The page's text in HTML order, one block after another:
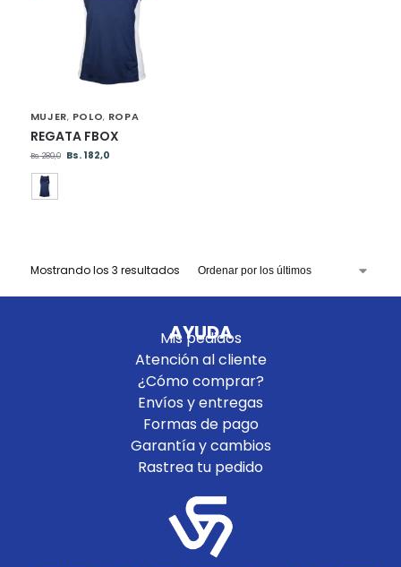
MUJER, POLO, ROPA
REGATA FBOX
Bs.280,0 Bs. 182,0
Mostrando los 3 resultados
AYUDA
Mis pedidos
Atención al cliente
¿Cómo comprar?
Envíos y entregas
Formas de pago
Garantía y cambios
Rastrea tu pedido